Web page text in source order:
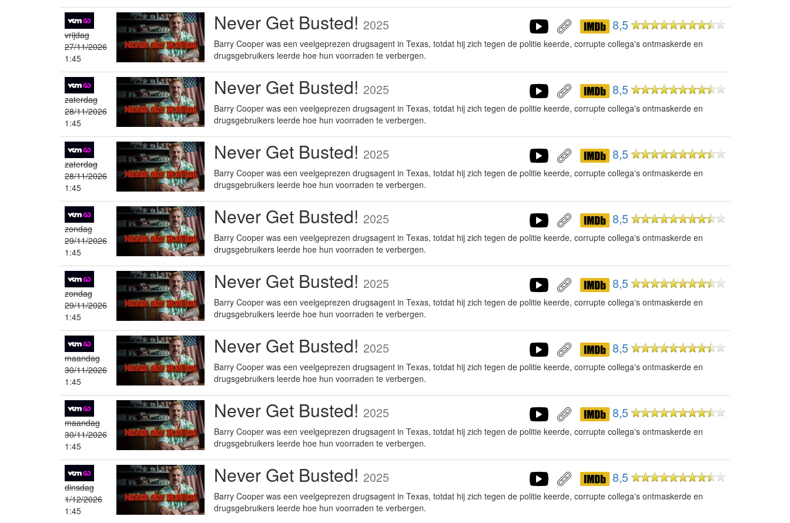
vrijdag
27/11/2026
1:45
Never Get Busted! 2025 8,5
Barry Cooper was een veelgeprezen drugsagent in Texas, totdat hij zich tegen de politie keerde, corrupte collega's ontmaskerde en
drugsgebruikers leerde hoe hun voorraden te verbergen.
zaterdag
28/11/2026
1:45
Never Get Busted! 2025 8,5
Barry Cooper was een veelgeprezen drugsagent in Texas, totdat hij zich tegen de politie keerde, corrupte collega's ontmaskerde en
drugsgebruikers leerde hoe hun voorraden te verbergen.
zaterdag
28/11/2026
1:45
Never Get Busted! 2025 8,5
Barry Cooper was een veelgeprezen drugsagent in Texas, totdat hij zich tegen de politie keerde, corrupte collega's ontmaskerde en
drugsgebruikers leerde hoe hun voorraden te verbergen.
zondag
29/11/2026
1:45
Never Get Busted! 2025 8,5
Barry Cooper was een veelgeprezen drugsagent in Texas, totdat hij zich tegen de politie keerde, corrupte collega's ontmaskerde en
drugsgebruikers leerde hoe hun voorraden te verbergen.
zondag
29/11/2026
1:45
Never Get Busted! 2025 8,5
Barry Cooper was een veelgeprezen drugsagent in Texas, totdat hij zich tegen de politie keerde, corrupte collega's ontmaskerde en
drugsgebruikers leerde hoe hun voorraden te verbergen.
maandag
30/11/2026
1:45
Never Get Busted! 2025 8,5
Barry Cooper was een veelgeprezen drugsagent in Texas, totdat hij zich tegen de politie keerde, corrupte collega's ontmaskerde en
drugsgebruikers leerde hoe hun voorraden te verbergen.
maandag
30/11/2026
1:45
Never Get Busted! 2025 8,5
Barry Cooper was een veelgeprezen drugsagent in Texas, totdat hij zich tegen de politie keerde, corrupte collega's ontmaskerde en
drugsgebruikers leerde hoe hun voorraden te verbergen.
dinsdag
1/12/2026
1:45
Never Get Busted! 2025 8,5
Barry Cooper was een veelgeprezen drugsagent in Texas, totdat hij zich tegen de politie keerde, corrupte collega's ontmaskerde en
drugsgebruikers leerde hoe hun voorraden te verbergen.